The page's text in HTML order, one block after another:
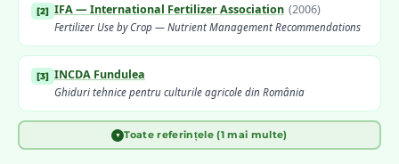
[2] IFA — International Fertilizer Association (2006)
Fertilizer Use by Crop — Nutrient Management Recommendations
[3] INCDA Fundulea
Ghiduri tehnice pentru culturile agricole din România
Meier, U. (ed.) — Julius Kühn-Institut (2018
▼ Toate referințele (1 mai multe)